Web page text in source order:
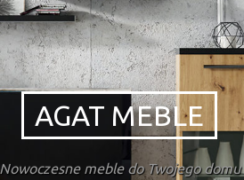
AGAT MEBLE
Nowoczesne meble do Twojego domu